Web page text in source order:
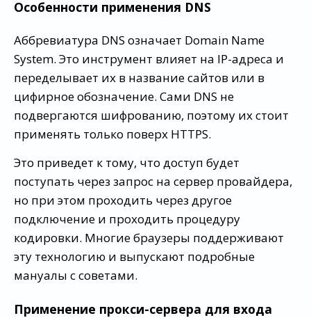
Особенности применения DNS
Аббревиатура DNS означает Domain Name
System. Это инструмент влияет на IP-адреса и
переделывает их в название сайтов или в
цифирное обозначение. Сами DNS не
подвергаются шифрованию, поэтому их стоит
применять только поверх HTTPS.
Это приведет к тому, что доступ будет
поступать через запрос на сервер провайдера,
но при этом проходить через другое
подключение и проходить процедуру
кодировки. Многие браузеры поддерживают
эту технологию и выпускают подробные
мануалы с советами.
Применение прокси-сервера для входа